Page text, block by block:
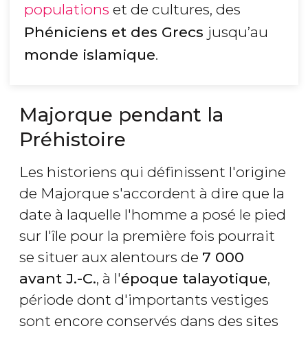
populations et de cultures, des
Phéniciens et des Grecs jusqu’au
monde islamique.
Majorque pendant la
Préhistoire
Les historiens qui définissent l'origine
de Majorque s'accordent à dire que la
date à laquelle l'homme a posé le pied
sur l'île pour la première fois pourrait
se situer aux alentours de 7 000
avant J.-C., à l'époque talayotique,
période dont d'importants vestiges
sont encore conservés dans des sites